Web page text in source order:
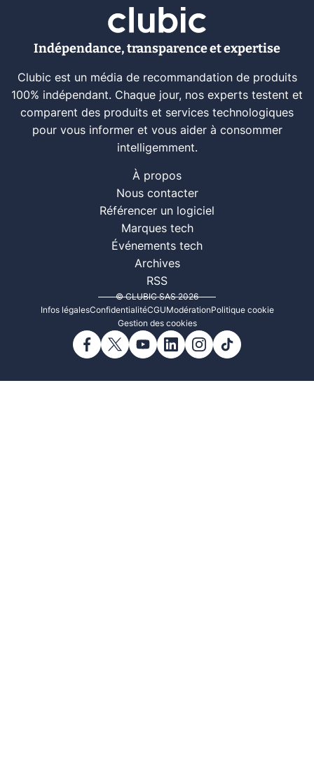
Indépendance, transparence et expertise
Clubic est un média de recommandation de produits
100% indépendant. Chaque jour, nos experts testent et
comparent des produits et services technologiques
pour vous informer et vous aider à consommer
intelligemment.
À propos
Nous contacter
Référencer un logiciel
Marques tech
Événements tech
Archives
RSS
© CLUBIC SAS 2026
Infos légalesConfidentialitéCGUModérationPolitique cookie
Gestion des cookies